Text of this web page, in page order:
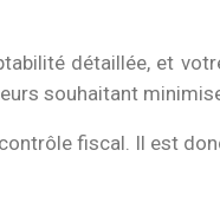
détaillée, et
souhaitant
fiscal. Il est